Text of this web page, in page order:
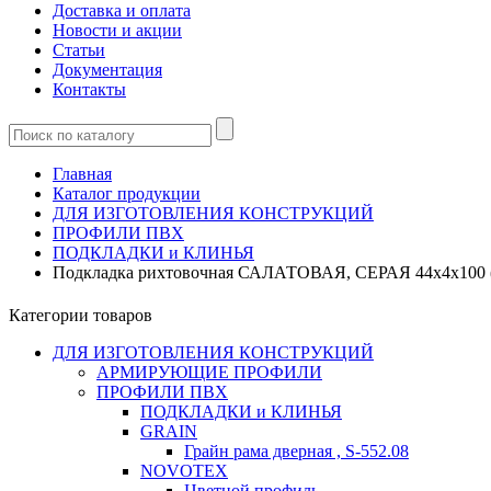
Доставка и оплата
Новости и акции
Статьи
Документация
Контакты
Главная
Каталог продукции
ДЛЯ ИЗГОТОВЛЕНИЯ КОНСТРУКЦИЙ
ПРОФИЛИ ПВХ
ПОДКЛАДКИ и КЛИНЬЯ
Подкладка рихтовочная САЛАТОВАЯ, СЕРАЯ 44х4х100
Категории товаров
ДЛЯ ИЗГОТОВЛЕНИЯ КОНСТРУКЦИЙ
АРМИРУЮЩИЕ ПРОФИЛИ
ПРОФИЛИ ПВХ
ПОДКЛАДКИ и КЛИНЬЯ
GRAIN
Грайн рама дверная , S-552.08
NOVOTEX